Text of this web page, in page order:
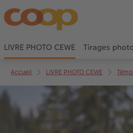
LIVRE PHOTO CEWE Tirages
Accueil LIVRE PHOTO CEWE